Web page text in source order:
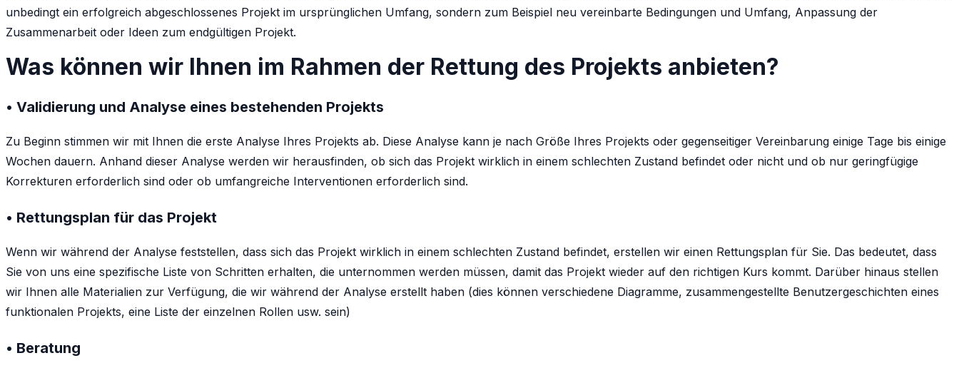
unbedingt ein erfolgreich abgeschlossenes Projekt im ursprünglichen Umfang, sondern zum Beispiel neu vereinbarte Bedingungen und Umfang, Anpassung der
Zusammenarbeit oder Ideen zum endgültigen Projekt.
Was können wir Ihnen im Rahmen der Rettung des Projekts anbieten?
• Validierung und Analyse eines bestehenden Projekts
Zu Beginn stimmen wir mit Ihnen die erste Analyse Ihres Projekts ab. Diese Analyse kann je nach Größe Ihres Projekts oder gegenseitiger Vereinbarung einige Tage bis einige
Wochen dauern. Anhand dieser Analyse werden wir herausfinden, ob sich das Projekt wirklich in einem schlechten Zustand befindet oder nicht und ob nur geringfügige
Korrekturen erforderlich sind oder ob umfangreiche Interventionen erforderlich sind.
• Rettungsplan für das Projekt
Wenn wir während der Analyse feststellen, dass sich das Projekt wirklich in einem schlechten Zustand befindet, erstellen wir einen Rettungsplan für Sie. Das bedeutet, dass
Sie von uns eine spezifische Liste von Schritten erhalten, die unternommen werden müssen, damit das Projekt wieder auf den richtigen Kurs kommt. Darüber hinaus stellen
wir Ihnen alle Materialien zur Verfügung, die wir während der Analyse erstellt haben (dies können verschiedene Diagramme, zusammengestellte Benutzergeschichten eines
funktionalen Projekts, eine Liste der einzelnen Rollen usw. sein)
• Beratung